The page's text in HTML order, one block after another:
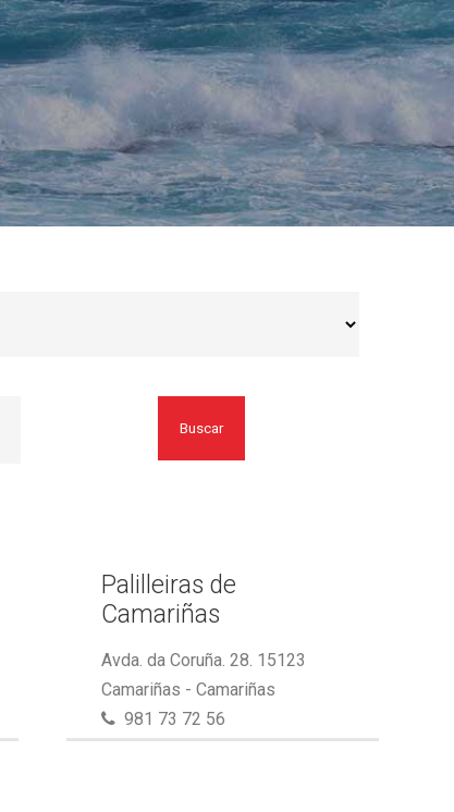
Buscar
Palilleiras de
Camariñas
Avda. da Coruña. 28. 15123
Camariñas - Camariñas
981 73 72 56